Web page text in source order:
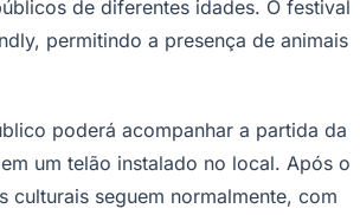
de diferentes idades. O festival
permitindo a presença de animais
poderá acompanhar a partida da
um telão instalado no local. Após o
culturais seguem normalmente, com